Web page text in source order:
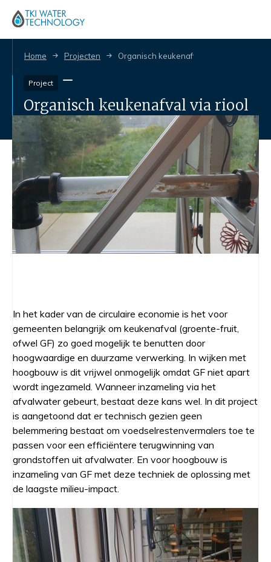
Home Projecten Organisch keukenafval via riool
Project
Organisch keukenafval via riool
In het kader van de circulaire economie is het voor
gemeenten belangrijk om keukenafval (groente-fruit,
ofwel GF) zo goed mogelijk te benutten door
hoogwaardige en duurzame verwerking. In wijken met
hoogbouw is dit vrijwel onmogelijk omdat GF niet apart
wordt ingezameld. Wanneer inzameling via het
afvalwater gebeurt, bestaat deze kans wel. In dit project
is aangetoond dat er technisch gezien geen
belemmering bestaat om voedselrestenvermalers toe te
passen voor een efficiëntere terugwinning van
grondstoffen uit afvalwater. En voor hoogbouw is
inzameling van GF met deze techniek de oplossing met
de laagste milieu-impact.